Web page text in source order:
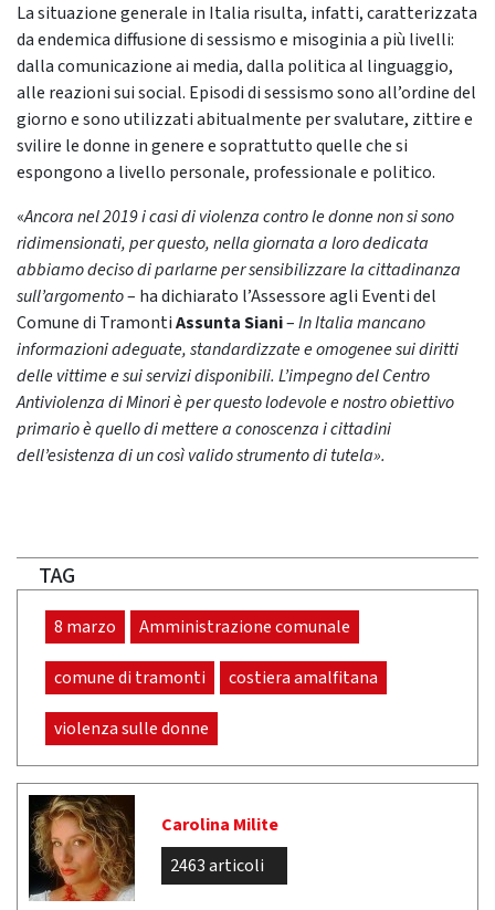
La situazione generale in Italia risulta, infatti, caratterizzata
da endemica diffusione di sessismo e misoginia a più livelli:
dalla comunicazione ai media, dalla politica al linguaggio,
alle reazioni sui social. Episodi di sessismo sono all’ordine del
giorno e sono utilizzati abitualmente per svalutare, zittire e
svilire le donne in genere e soprattutto quelle che si
espongono a livello personale, professionale e politico.
«Ancora nel 2019 i casi di violenza contro le donne non si sono
ridimensionati, per questo, nella giornata a loro dedicata
abbiamo deciso di parlarne per sensibilizzare la cittadinanza
sull’argomento– ha dichiarato l’Assessore agli Eventi del
Comune di TramontiAssunta Siani–In Italia mancano
informazioni adeguate, standardizzate e omogenee sui diritti
delle vittime e sui servizi disponibili. L’impegno del Centro
Antiviolenza di Minori è per questo lodevole e nostro obiettivo
primario è quello di mettere a conoscenza i cittadini
dell’esistenza di un così valido strumento di tutela».
TAG
8 marzo Amministrazione comunale
comune di tramonti costiera amalfitana
violenza sulle donne
Carolina Milite
2463 articoli